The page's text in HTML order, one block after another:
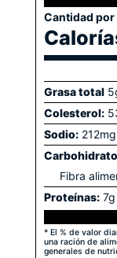
Cantidad por
Grasa total 5
Colesterol:
Sodio: 212mg
Fibra
Proteínas: 7g
* El % de valor
una ración de
generales de